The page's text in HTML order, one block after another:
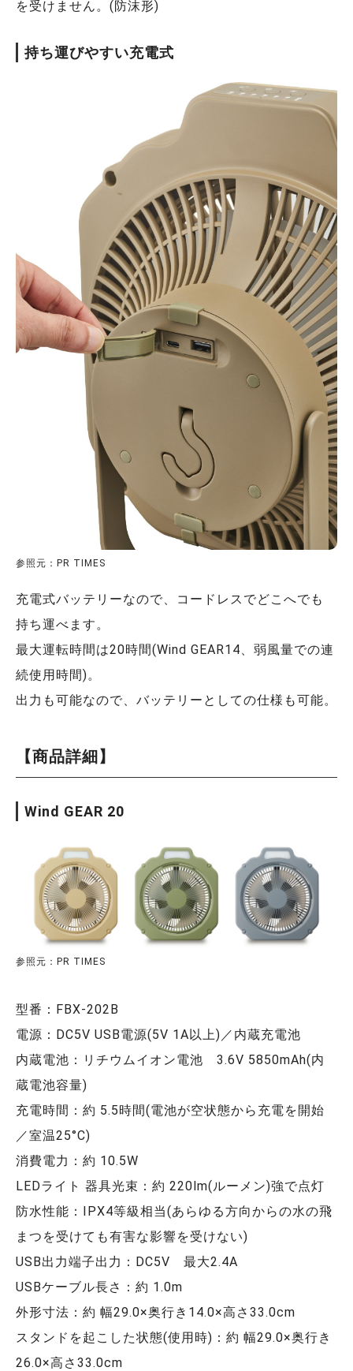
を受けません。(防沫形)
持ち運びやすい充電式
参照元：PR TIMES
充電式バッテリーなので、コードレスでどこへでも
持ち運べます。
最大運転時間は20時間(Wind GEAR14、弱風量での連
続使用時間)。
出力も可能なので、バッテリーとしての仕様も可能。
【商品詳細】
Wind GEAR 20
参照元：PR TIMES
型番：FBX-202B
電源：DC5V USB電源(5V 1A以上)／内蔵充電池
内蔵電池：リチウムイオン電池 3.6V 5850mAh(内
蔵電池容量)
充電時間：約 5.5時間(電池が空状態から充電を開始
／室温25°C)
消費電力：約 10.5W
LEDライト 器具光束：約 220lm(ルーメン)強で点灯
防水性能：IPX4等級相当(あらゆる方向からの水の飛
まつを受けても有害な影響を受けない)
USB出力端子出力：DC5V 最大2.4A
USBケーブル長さ：約 1.0m
外形寸法：約 幅29.0×奥行き14.0×高さ33.0cm
スタンドを起こした状態(使用時)：約 幅29.0×奥行き
26.0×高さ33.0cm